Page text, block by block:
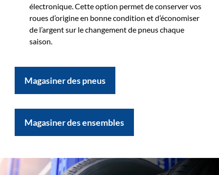
électronique. Cette option permet de conserver vos
roues d’origine en bonne condition et d’économiser
de l’argent sur le changement de pneus chaque
saison.
Magasiner des pneus
Magasiner des ensembles